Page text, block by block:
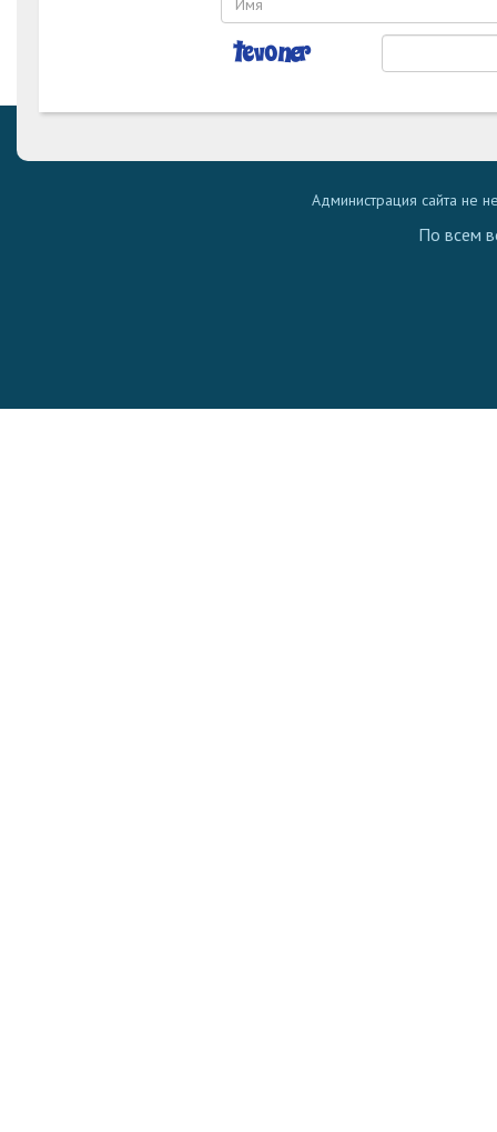
Администрация сайта не
По всем